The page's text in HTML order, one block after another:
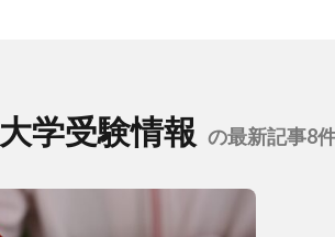
大学受験情報 の最新記事8